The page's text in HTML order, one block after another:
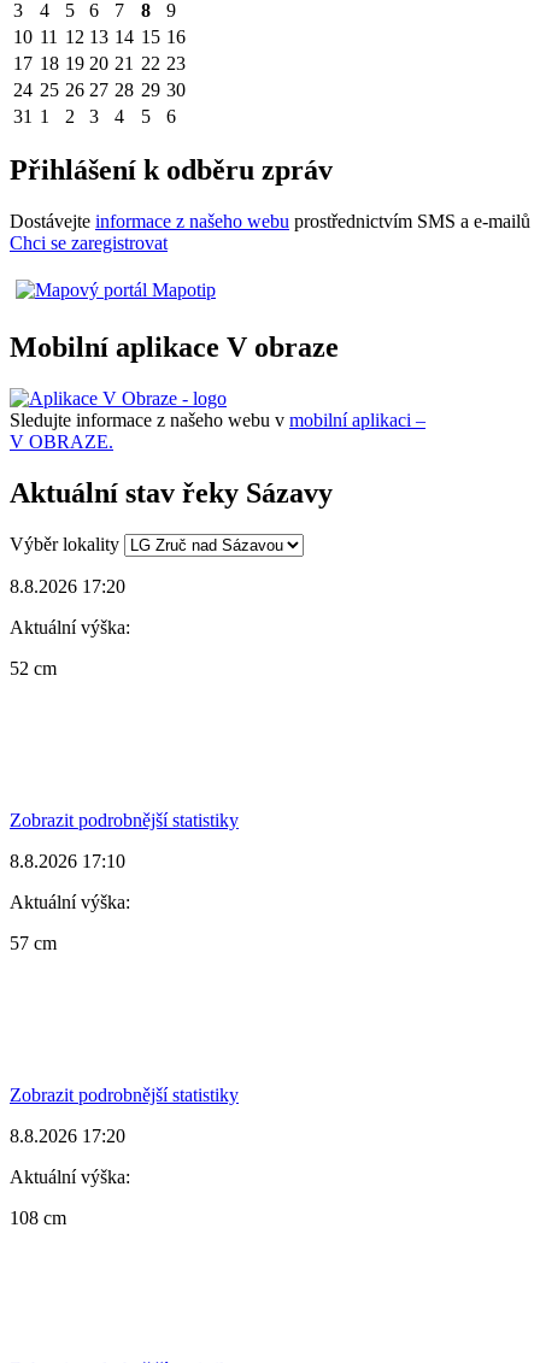
3
4 5 6 7 8
9
10 11 12 13 14 15 16
17 18 19 20 21 22 23
24 25 26 27 28 29 30
31 1 2 3 4 5 6
Přihlášení k odběru zpráv
Dostávejte informace z našeho webu prostřednictvím SMS a e-mailů
Chci se zaregistrovat
Mobilní aplikace V obraze
Sledujte informace z našeho webu v mobilní aplikaci –
V OBRAZE.
Aktuální stav řeky Sázavy
Výběr lokality
8.8.2026 17:20
Aktuální výška:
52 cm
Zobrazit podrobnější statistiky
8.8.2026 17:10
Aktuální výška:
57 cm
Zobrazit podrobnější statistiky
8.8.2026 17:20
Aktuální výška:
108 cm